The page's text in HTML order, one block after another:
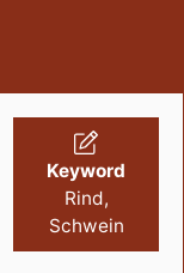
Keyword
Rind,
Schwein